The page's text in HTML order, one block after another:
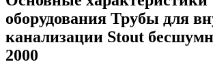
оборудования Трубы для
канализации Stout
2000